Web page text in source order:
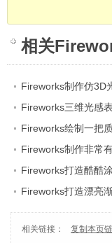
相关
Fireworks制作仿3D
Fireworks三维光感
Fireworks绘制一把
Fireworks制作非常
Fireworks打造酷酷
Fireworks打造漂亮
相关链接： 复制本页